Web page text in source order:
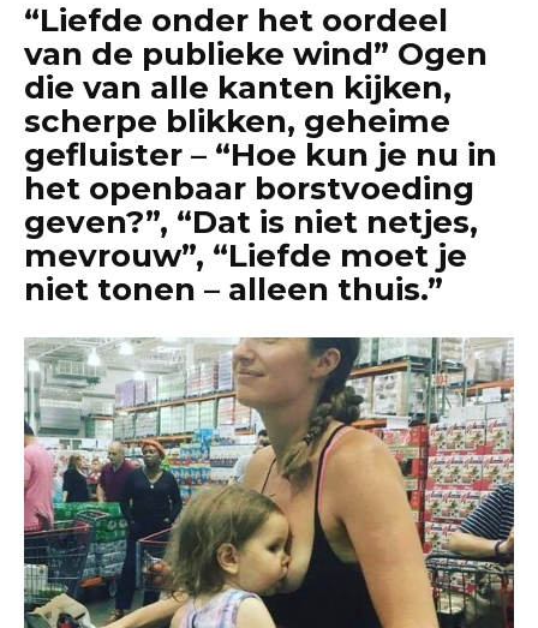
“Liefde onder het oordeel
van de publieke wind” Ogen
die van alle kanten kijken,
scherpe blikken, geheime
gefluister – “Hoe kun je nu in
het openbaar borstvoeding
geven?”, “Dat is niet netjes,
mevrouw”, “Liefde moet je
niet tonen – alleen thuis.”